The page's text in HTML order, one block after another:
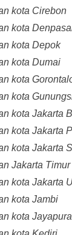
kota Cirebon
kota
kota Depok
kota Dumai
kota
kota
kota Jakarta
kota Jakarta
kota Jakarta
Jakarta Timur
kota Jakarta
kota Jambi
kota Jayapura